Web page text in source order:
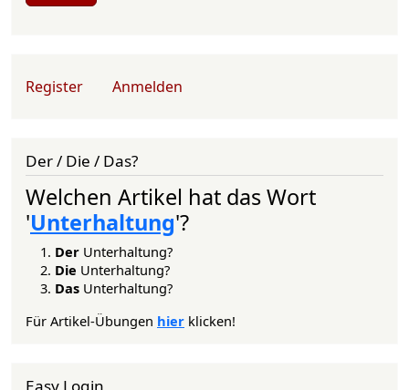
User account menu
Register Anmelden
Der / Die / Das?
Welchen Artikel hat das Wort
'Unterhaltung'?
Der Unterhaltung?
Die Unterhaltung?
Das Unterhaltung?
Für Artikel-Übungen hier klicken!
Easy Login